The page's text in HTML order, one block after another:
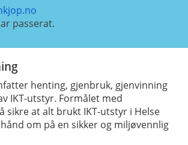
passerat.
henting, gjenbruk, gjenvinning
IKT-utstyr. Formålet med
sikre at alt brukt IKT-utstyr i Helse
om på en sikker og miljøvennlig